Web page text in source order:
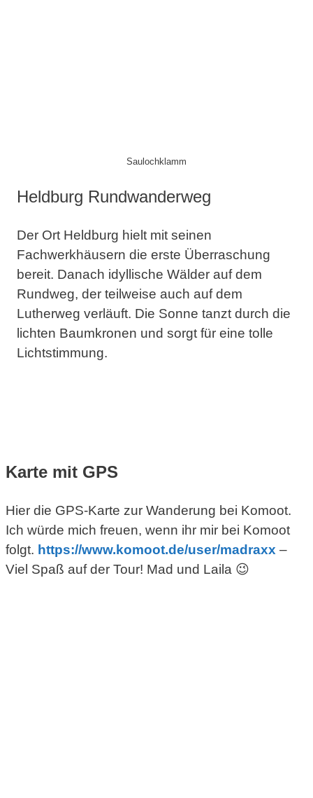
Saulochklamm
Heldburg Rundwanderweg
Der Ort Heldburg hielt mit seinen
Fachwerkhäusern die erste Überraschung
bereit. Danach idyllische Wälder auf dem
Rundweg, der teilweise auch auf dem
Lutherweg verläuft. Die Sonne tanzt durch die
lichten Baumkronen und sorgt für eine tolle
Lichtstimmung.
Karte mit GPS
Hier die GPS-Karte zur Wanderung bei Komoot.
Ich würde mich freuen, wenn ihr mir bei Komoot
folgt. https://www.komoot.de/user/madraxx –
Viel Spaß auf der Tour! Mad und Laila 😉